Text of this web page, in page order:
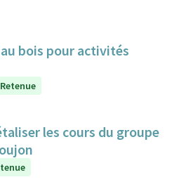
bois pour activités
Retenue
les cours du groupe